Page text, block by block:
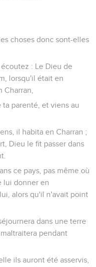
choses donc sont-elles
: Le Dieu de
lorsqu'il était en
parenté, et viens au
il habita en Charran ;
Dieu le fit passer dans
ce pays, pas même où
lui donner en
alors qu'il n'avait point
dans une terre
pendant
ils auront été asservis,